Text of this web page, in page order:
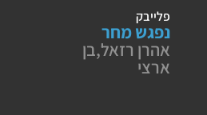
פלייבק
נפגש מחר
אהרן רזאל,בן
ארצי